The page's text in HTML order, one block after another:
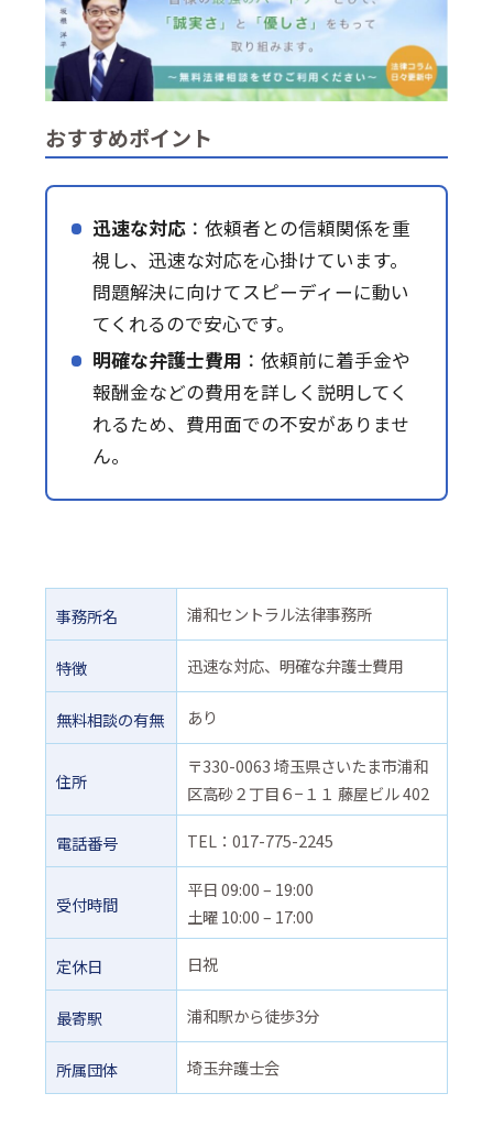
おすすめポイント
迅速な対応：依頼者との信頼関係を重
視し、迅速な対応を心掛けています。
問題解決に向けてスピーディーに動い
てくれるので安心です。
明確な弁護士費用 ：依頼前に着手金や
報酬金などの費用を詳しく説明してく
れるため、費用面での不安がありませ
ん。
事務所名 浦和セントラル法律事務所
特徴 迅速な対応、明確な弁護士費用
無料相談の有無 あり
住所
〒330-0063 埼玉県さいたま市浦和
区高砂２丁目６−１１ 藤屋ビル 402
電話番号 TEL：017-775-2245
受付時間
平日 09:00 – 19:00
土曜 10:00 – 17:00
定休日 日祝
最寄駅 浦和駅から徒歩3分
所属団体 埼玉弁護士会